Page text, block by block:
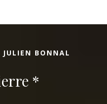
BONNAL
*